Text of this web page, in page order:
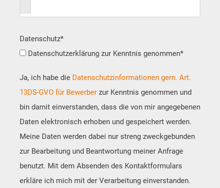
Datenschutz*
Datenschutzerklärung zur Kenntnis genommen*
Ja, ich habe die Datenschutzinformationen gern. Art.
13DS-GVO für Bewerber zur Kenntnis genommen und
bin damit einverstanden, dass die von mir angegebenen
Daten elektronisch erhoben und gespeichert werden.
Meine Daten werden dabei nur streng zweckgebunden
zur Bearbeitung und Beantwortung meiner Anfrage
benutzt. Mit dem Absenden des Kontaktformulars
erkläre ich mich mit der Verarbeitung einverstanden.